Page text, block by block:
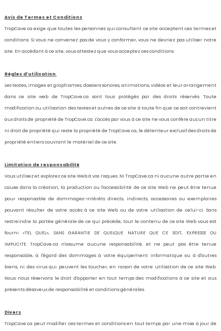
Avis de Termes et Conditions
TropCave.ca exige que toutes les personnes qui consultent ce site acceptent ces termes et
conditions. Si vous ne convenez pas de vous y conformer, vous ne devriez pas utiliser notre
site. En accédant à ce site, vous attestez que vous acceptez ces conditions.
Règles d’utilisation
Les textes, images et graphismes, dossiers sonores, animations, vidéos et leur arrangement
dans ce site web deTropCave.ca
sont tous protégés par des droits réservés. Toute
modification ou utilisation des textes et autres de ce site à toute fin que ce soit contrevient
aux droits de propriété de TropCave.ca. L'accès par vous à ce site ne vous confère aucun titre
ni droit de propriété qui reste la propriété de TropCave.ca, le détenteur exclusif des droits de
propriété entiers couvrant le matériel de ce site.
Limitation de responsabilité
Vous utilisez et explorez ce site Web à vos risques. NiTropCave.ca ni aucune autre partie en
cause dans la création, la production ou l'accessibilité de ce site Web ne peut être tenue
pour responsable de dommages-intérêts directs, indirects, accessoires ou exemplaires
pouvant résulter de votre accès à ce site Web ou de votre utilisation de celui-ci. Sans
restreindre la portée générale de ce qui précède, tout le contenu de ce site Web vous est
fourni «TEL QUEL», SANS GARANTIE DE QUELQUE NATURE QUE CE SOIT, EXPRESSE OU
IMPLICITE.TropCave.ca
n'assume aucune responsabilité, et ne peut pas être tenue
responsable, à l'égard des dommages à votre équipement informatique ou à d'autres
biens, ni des virus qui peuvent les toucher, en raison de votre utilisation de ce site Web.
Nous nous réservons le droit d'apporter en tout temps des modifications à ce site et aux
présents désaveux de responsabilité et conditions générales.
Divers
TropCave.ca peut modifier ces termes et conditions en tout temps par une mise à jour de